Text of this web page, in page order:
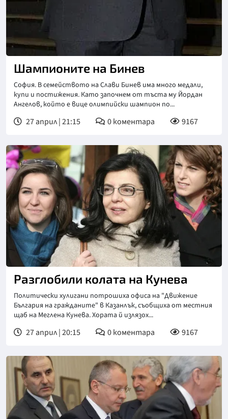
Шампионите на Бинев
София. В семейството на Слави Бинев има много медали,
купи и постижения. Като започнем от тъста му Йордан
Ангелов, който е вице олимпийски шампион по...
27 април | 21:15 0коментара 9167
Разглобили колата на Кунева
Политически хулигани потрошиха офиса на "Движение
България на гражданите" в Казанлък, съобщиха от местния
щаб на Меглена Кунева. Хората й излязох...
27 април | 20:15 0коментара 9167